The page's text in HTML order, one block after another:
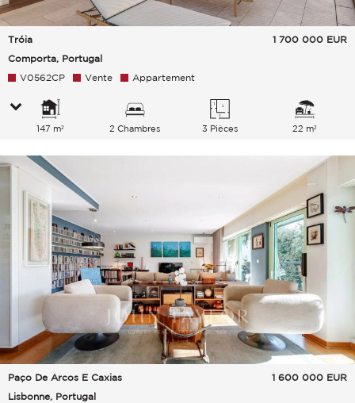
Tróia
Comporta, Portugal
1 700 000 EUR
V0562CP Vente Appartement
147 m² 2 Chambres 3 Pièces 22 m²
Paço De Arcos E Caxias
Lisbonne, Portugal
1 600 000 EUR